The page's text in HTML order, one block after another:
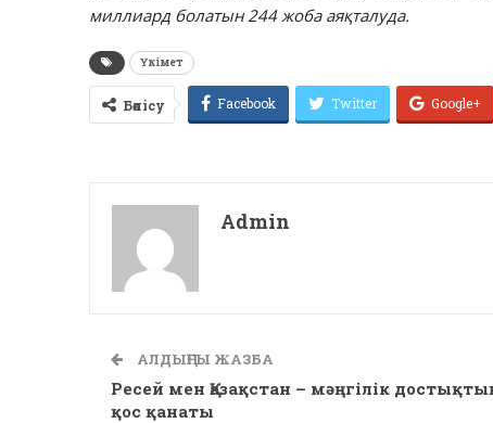
миллиард болатын 244 жоба аяқталуда.
Үкімет
Бөлісу Facebook Twitter Google+
Admin
АЛДЫҢҒЫ ЖАЗБА
Ресей мен Қазақстан – мәңгілік
қос қанаты